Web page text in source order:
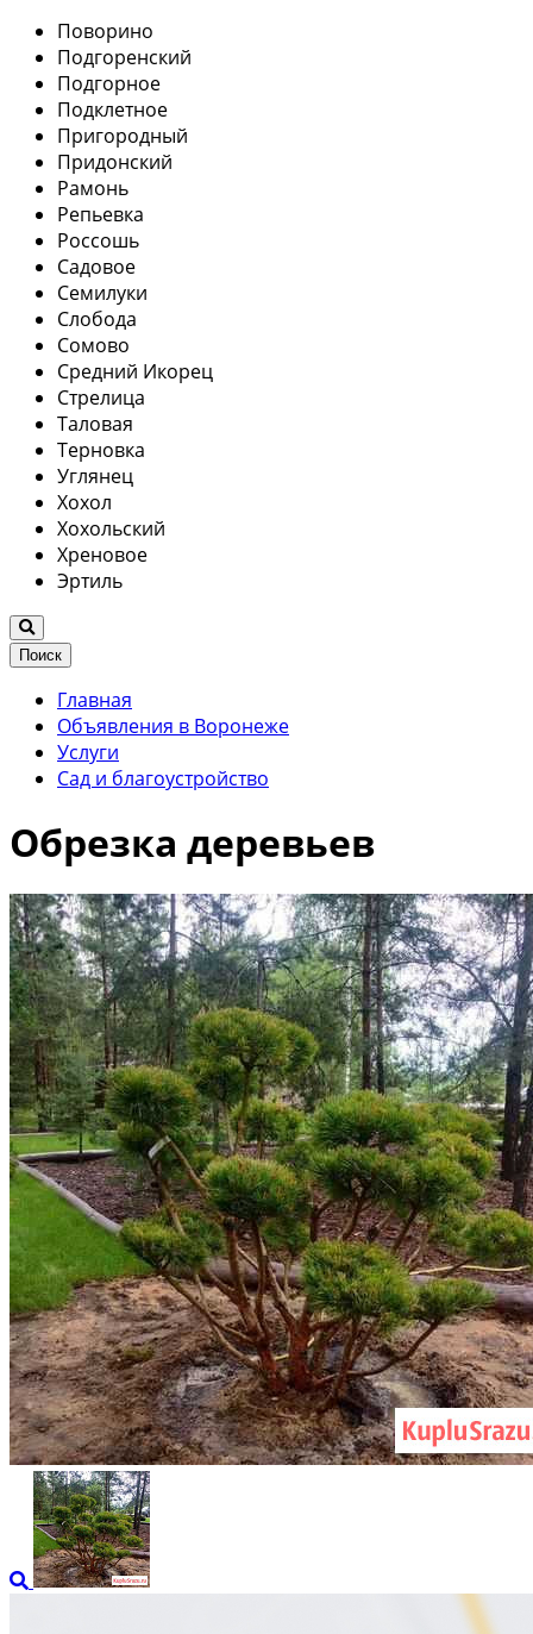
Поворино
Подгоренский
Подгорное
Подклетное
Пригородный
Придонский
Рамонь
Репьевка
Россошь
Садовое
Семилуки
Слобода
Сомово
Средний Икорец
Стрелица
Таловая
Терновка
Углянец
Хохол
Хохольский
Хреновое
Эртиль
Поиск
Главная
Объявления в Воронеже
Услуги
Сад и благоустройство
Обрезка деревьев